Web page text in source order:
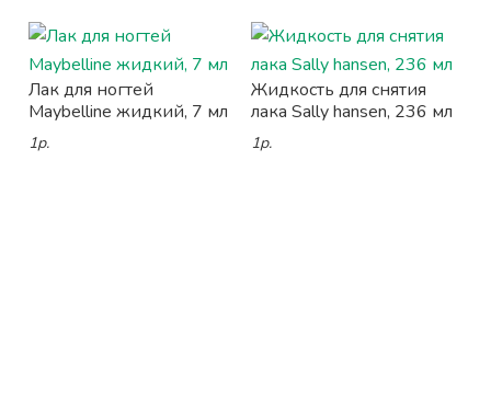
Лак для ногтей
Maybelline жидкий, 7 мл
1р.
Жидкость для снятия
лака Sally hansen, 236 мл
1р.